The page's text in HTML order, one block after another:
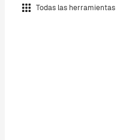
Todas las herramientas